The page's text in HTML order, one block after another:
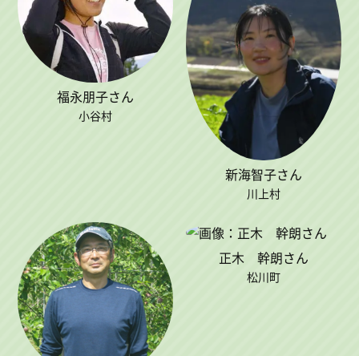
福永朋子さん
小谷村
新海智子さん
川上村
正木 幹朗さん
松川町